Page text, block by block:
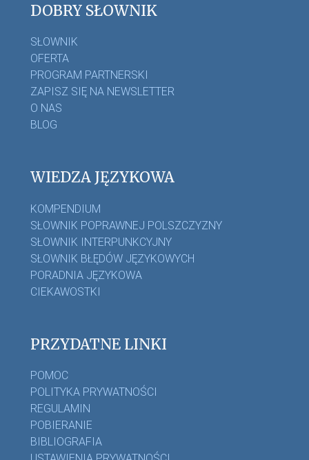
DOBRY SŁOWNIK
SŁOWNIK
OFERTA
PROGRAM PARTNERSKI
ZAPISZ SIĘ NA NEWSLETTER
O NAS
BLOG
WIEDZA JĘZYKOWA
KOMPENDIUM
SŁOWNIK POPRAWNEJ POLSZCZYZNY
SŁOWNIK INTERPUNKCYJNY
SŁOWNIK BŁĘDÓW JĘZYKOWYCH
PORADNIA JĘZYKOWA
CIEKAWOSTKI
PRZYDATNE LINKI
POMOC
POLITYKA PRYWATNOŚCI
REGULAMIN
POBIERANIE
BIBLIOGRAFIA